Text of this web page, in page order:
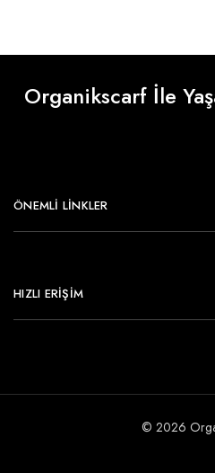
Organikscarf İle
ÖNEMLI LINKLER
HIZLI ERİŞİM
© 2026